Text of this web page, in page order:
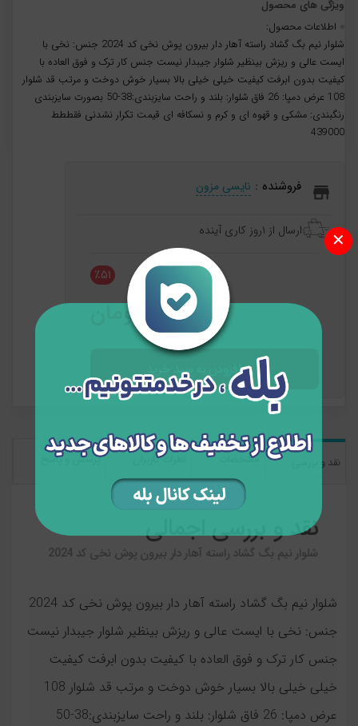
اطلاعات محصول:
شلوار نیم بگ گشاد راسته آهار دار بیرون پوش نخی کد 2024 جنس: نخی با
ایست عالی و ریزش بینظیر شلوار جیبدار نیست جنس کار ترک و فوق العاده با
کیفیت بدون ابرفت کیفیت خیلی خیلی بالا بسیار خوش دوخت و مرتب قد شلوار
108 عرض دمپا: 26 فاق شلوار: بلند و راحت سایزبندی:38-50 بصورت سایزبندی
رنگبندی: مشکی و قهوه ای و کرم و نسکافه ای قیمت تکرار نشدنی فقططط
439000
فروشنده : نایسی مزون
ارسال از ۱روز کاری آینده
۸۹۷,۰۰۰ تومان ٪۵۱
۴۳۹,۵۳۰ تومان
افزودن به سبد خرید
نقد و بررسی مشخصات نظرات کاربران پرسش و پاسخ
نقد و بررسی اجمالی
شلوار نیم بگ گشاد راسته آهار دار بیرون پوش نخی کد 2024
شلوار نیم بگ گشاد راسته آهار دار بیرون پوش نخی کد 2024
جنس: نخی با ایست عالی و ریزش بینظیر شلوار جیبدار نیست
جنس کار ترک و فوق العاده با کیفیت بدون ابرفت کیفیت
خیلی خیلی بالا بسیار خوش دوخت و مرتب قد شلوار 108
عرض دمپا: 26 فاق شلوار: بلند و راحت سایزبندی:38-50
✕